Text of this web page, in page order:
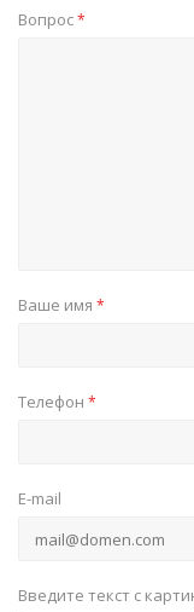
Вопрос*
Ваше имя *
Телефон *
E-mail
Введите текст с